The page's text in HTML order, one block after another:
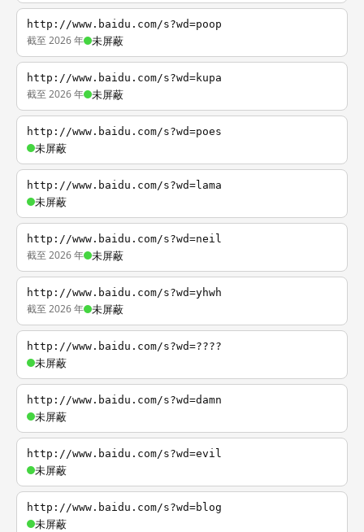
http://www.baidu.com/s?wd=poop
截至 2026 年 未屏蔽
http://www.baidu.com/s?wd=kupa
截至 2026 年 未屏蔽
http://www.baidu.com/s?wd=poes
未屏蔽
http://www.baidu.com/s?wd=lama
未屏蔽
http://www.baidu.com/s?wd=neil
截至 2026 年 未屏蔽
http://www.baidu.com/s?wd=yhwh
截至 2026 年 未屏蔽
http://www.baidu.com/s?wd=????
未屏蔽
http://www.baidu.com/s?wd=damn
未屏蔽
http://www.baidu.com/s?wd=evil
未屏蔽
http://www.baidu.com/s?wd=blog
未屏蔽